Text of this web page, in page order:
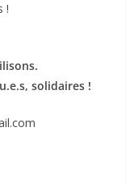
!
solidaires !